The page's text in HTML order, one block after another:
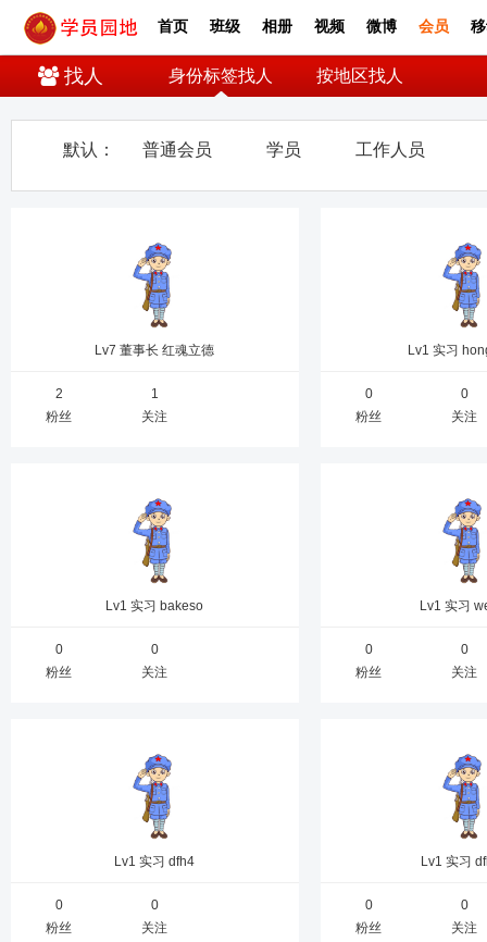
首页 班级 相册 视频 微博 会员
找人 身份标签找人 按地区找人
默认： 普通会员 学员 工作人员
Lv7 董事长红魂立德
2
粉丝
1
关注
Lv1 实习
0
粉丝
0
关注
Lv1 实习 bakeso
0
粉丝
0
关注
Lv1 实习
0
粉丝
0
关注
Lv1 实习dfh4
0
粉丝
0
关注
Lv1 实习
0
粉丝
0
关注